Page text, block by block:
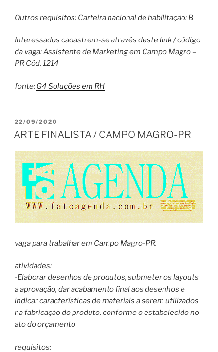
Outros requisitos: Carteira nacional de habilitação: B
Interessados cadastrem-se através deste link/ código
da vaga: Assistente de Marketing em Campo Magro –
PR Cód. 1214
fonte: G4 Soluções em RH
PUBLICADO
EM
22/09/2020
ARTE FINALISTA / CAMPO MAGRO-PR
vaga para trabalhar em Campo Magro-PR.
atividades:
-Elaborar desenhos de produtos, submeter os layouts
a aprovação, dar acabamento final aos desenhos e
indicar características de materiais a serem utilizados
na fabricação do produto, conforme o estabelecido no
ato do orçamento
requisitos: